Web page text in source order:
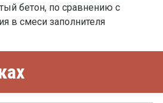
бетон, по сравнению с
в смеси заполнителя